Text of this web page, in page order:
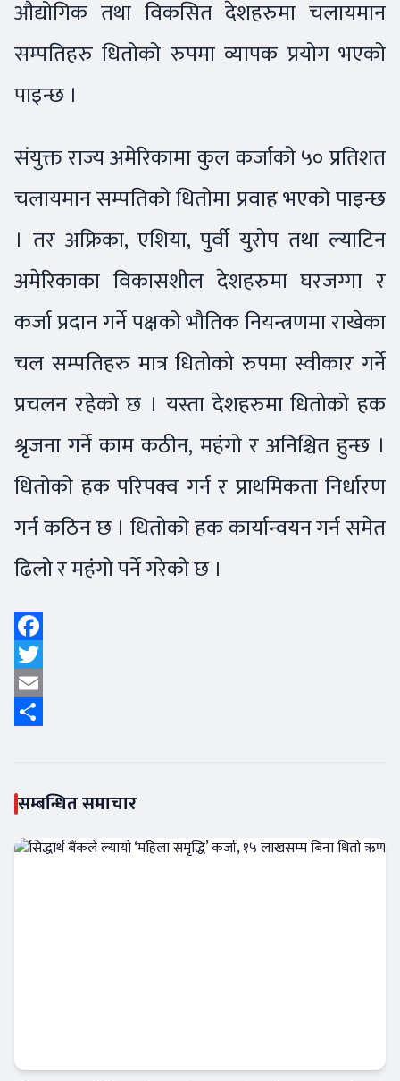
औद्योगिक तथा विकसित देशहरुमा चलायमान
सम्पतिहरु धितोको रुपमा व्यापक प्रयोग भएको
पाइन्छ ।
संयुक्त राज्य अमेरिकामा कुल कर्जाको ५० प्रतिशत
चलायमान सम्पतिको धितोमा प्रवाह भएको पाइन्छ
। तर अफ्रिका, एशिया, पुर्वी युरोप तथा ल्याटिन
अमेरिकाका विकासशील देशहरुमा घरजग्गा र
कर्जा प्रदान गर्ने पक्षको भौतिक नियन्त्रणमा राखेका
चल सम्पतिहरु मात्र धितोको रुपमा स्वीकार गर्ने
प्रचलन रहेको छ । यस्ता देशहरुमा धितोको हक
श्रृजना गर्ने काम कठीन, महंगो र अनिश्चित हुन्छ ।
धितोको हक परिपक्व गर्न र प्राथमिकता निर्धारण
गर्न कठिन छ । धितोको हक कार्यान्वयन गर्न समेत
ढिलो र महंगो पर्ने गरेको छ ।
Facebook
Twitter
Email
सम्बन्धित समाचार